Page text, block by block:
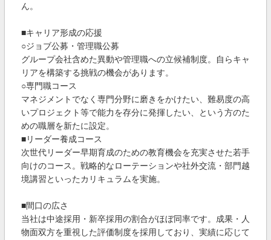
ん。
■キャリア形成の応援
○ジョブ公募・管理職公募
グループ会社含めた異動や管理職への立候補制度。自らキャ
リアを構築する挑戦の機会があります。
○専門職コース
マネジメントでなく専門分野に磨きをかけたい、難易度の高
いプロジェクト等で能力を存分に発揮したい、という方のた
めの職層を新たに設定。
■リーダー養成コース
次世代リーダー早期育成のための教育機会を充実させた若手
向けのコース。戦略的なローテーションや社外交流・部門越
境講習といったカリキュラムを実施。
■間口の広さ
当社は中途採用・新卒採用の割合がほぼ同率です。成果・人
物面双方を重視した評価制度を採用しており、実績に応じて